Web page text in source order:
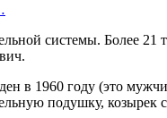
системы. Более 21
в 1960 году (это
подушку,